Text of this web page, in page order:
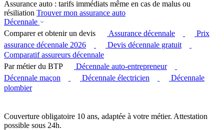
Assurance auto : tarifs immédiats même en cas de malus ou
résiliation Trouver mon assurance auto
Décennale
Comparer et obtenir un devis
Assurance décennale
Prix
assurance décennale 2026
Devis décennale gratuit
Comparatif assureurs décennale
Par métier du BTP
Décennale auto-entrepreneur
Décennale maçon
Décennale électricien
Décennale
plombier
Couverture obligatoire 10 ans, adaptée à votre métier. Attestation
possible sous 24h.